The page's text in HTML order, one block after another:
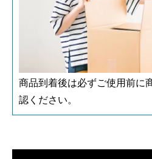
商品到着後は必ずご使用前に
認ください。